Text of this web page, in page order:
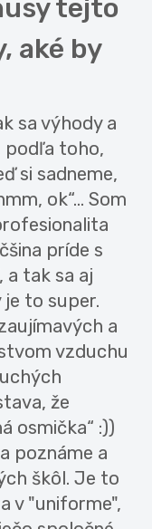
tejto
aké by
sa výhody a
podľa toho,
si sadneme,
ok“... Som
príde s
a tak sa aj
to super.
a
vzduchu
že
osmička“ :))
poznáme a
škôl. Je to
v "uniforme",